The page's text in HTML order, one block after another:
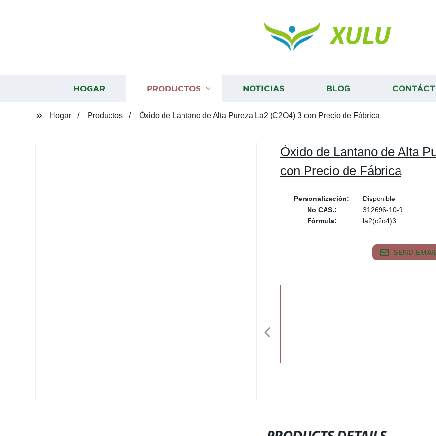
XULU
HOGAR PRODUCTOS NOTICIAS BLOG
Hogar Productos Óxido de Lantano de Alta Pureza La2 (C2O4) 3 con Precio de Fábrica
Óxido de Lantano de Alta
con Precio de Fábrica
Personalización:
Disponible
No CAS.:
312696-10-9
Fórmula:
la2(c2o4)3
SEND